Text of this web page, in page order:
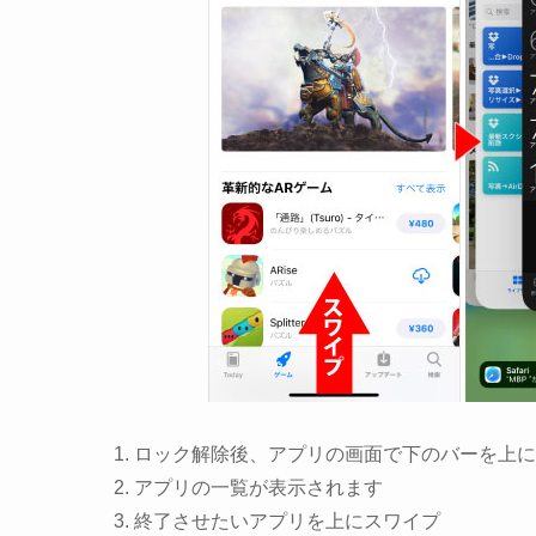
ロック解除後、アプリの画面で下のバーを上
アプリの一覧が表示されます
終了させたいアプリを上にスワイプ